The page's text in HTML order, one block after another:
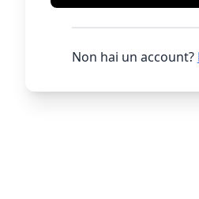
Non hai un account?